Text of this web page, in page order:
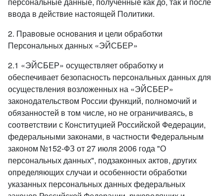
ввода в действие настоящей Политики.
2. Правовые основания и цели обработки
Персональных данных «ЭЙСБЕР»
2.1 «ЭЙСБЕР» осуществляет обработку и
обеспечивает безопасность персональных данных для
осуществления возложенных на «ЭЙСБЕР»
законодательством России функций, полномочий и
обязанностей в том числе, но не ограничиваясь, в
соответствии с Конституцией Российской Федерации,
федеральными законами, в частности Федеральным
законом №152-ФЗ от 27 июля 2006 года "О
персональных данных", подзаконных актов, других
определяющих случаи и особенности обработки
указанных персональных данных федеральных